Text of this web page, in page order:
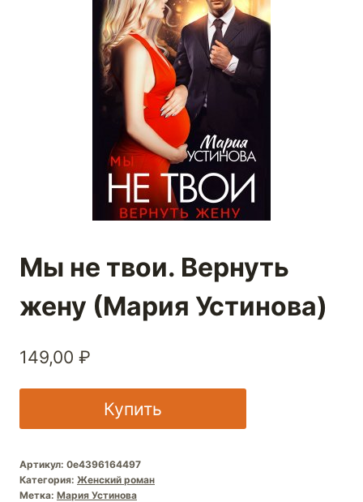
Мы не твои. Вернуть
жену (Мария Устинова)
149,00 ₽
Купить
Артикул: 0e4396164497
Категория: Женский роман
Метка: Мария Устинова